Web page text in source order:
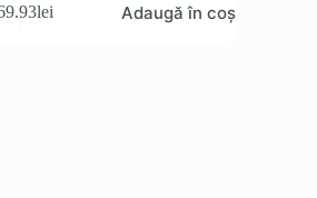
lei Adaugă în coș